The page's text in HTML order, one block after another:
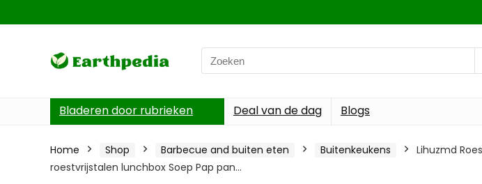
Search
for:
Bladeren door rubrieken Deal van de dag Blogs
Home Shop Barbecue and buiten eten Buitenkeukens
Lihuzmd
roestvrijstalen lunchbox Soep Pap pan…